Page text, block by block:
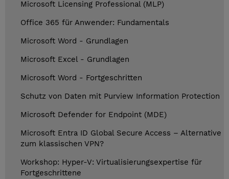
Microsoft Licensing Professional (MLP)
Office 365 für Anwender: Fundamentals
Microsoft Word - Grundlagen
Microsoft Excel - Grundlagen
Microsoft Word - Fortgeschritten
Schutz von Daten mit Purview Information Protection
Microsoft Defender for Endpoint (MDE)
Microsoft Entra ID Global Secure Access – Alternative
zum klassischen VPN?
Workshop: Hyper-V: Virtualisierungsexpertise für
Fortgeschrittene